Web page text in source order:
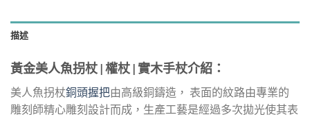
描述
黃金美人魚拐杖 | 權杖 | 實木手杖介紹：
美人魚拐杖銅頭握把由高級銅鑄造， 表面的紋路由專業的
雕刻師精心雕刻設計而成，生產工藝是經過多次拋光使其表